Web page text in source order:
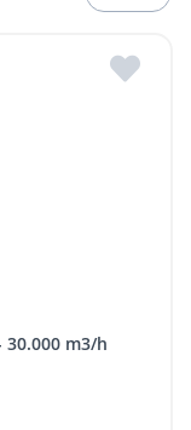
- 30.000 m3/h